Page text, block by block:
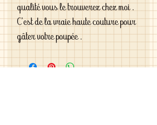
qualité vous le trouverez chez moi .
C'est de la vraie haute couture pour
gâter votre poupée .